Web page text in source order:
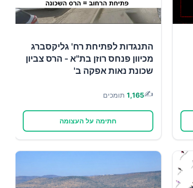
התנגדות לפתיחת רח' גליקסברג
מכיוון פנחס רוזן בת"א - הרס צביון
שכונת נאות אפקה ב'
✍️
1,165 תומכים
חתימה על העצומה